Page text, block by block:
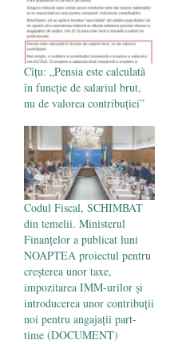
- 16 aprilie 2026
Cîțu: „Pensia este calculată
în funcție de salariul brut,
nu de valorea contribuției”
Codul Fiscal, SCHIMBAT
din temelii. Ministerul
Finanțelor a publicat luni
NOAPTEA proiectul pentru
creșterea unor taxe,
impozitarea IMM-urilor și
introducerea unor contribuții
noi pentru angajații part-
time (DOCUMENT)